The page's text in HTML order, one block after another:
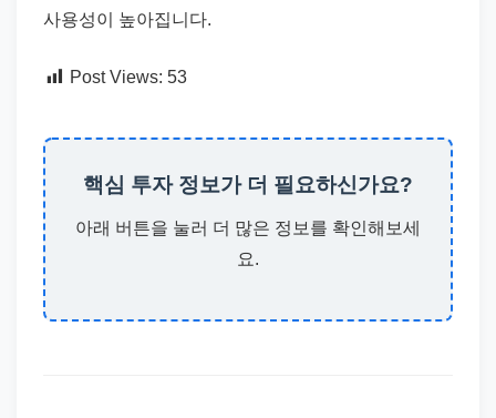
사용성이 높아집니다.
Post Views: 53
핵심 투자 정보가 더 필요하신가요?
아래 버튼을 눌러 더 많은 정보를 확인해보세
요.